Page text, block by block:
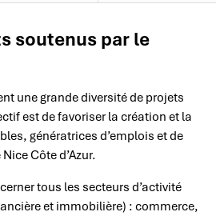
soutenus par le
une grande diversité de projets
est de favoriser la création et la
génératrices d’emplois et de
Côte d’Azur.
tous les secteurs d’activité
et immobilière) : commerce,